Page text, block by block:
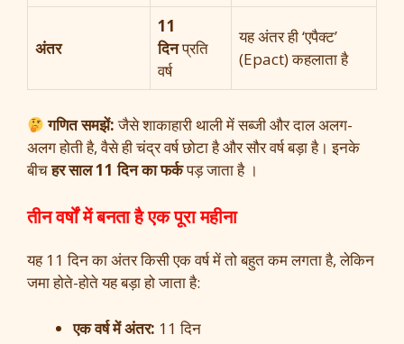
अंतर
11
दिनप्रति
वर्ष
यह अंतर ही ‘एपैक्ट’
(Epact) कहलाता है
गणित समझें:जैसे शाकाहारी थाली में सब्जी और दाल अलग-
अलग होती है, वैसे ही चंद्र वर्ष छोटा है और सौर वर्ष बड़ा है। इनके
बीचहर साल 11 दिन का फर्कपड़ जाता है ।
तीन वर्षों में बनता है एक पूरा महीना
यह 11 दिन का अंतर किसी एक वर्ष में तो बहुत कम लगता है, लेकिन
जमा होते-होते यह बड़ा हो जाता है:
एक वर्ष में अंतर: 11 दिन